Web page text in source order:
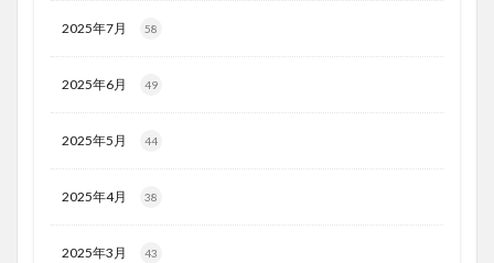
2025年7月 58
2025年6月 49
2025年5月 44
2025年4月 38
2025年3月 43